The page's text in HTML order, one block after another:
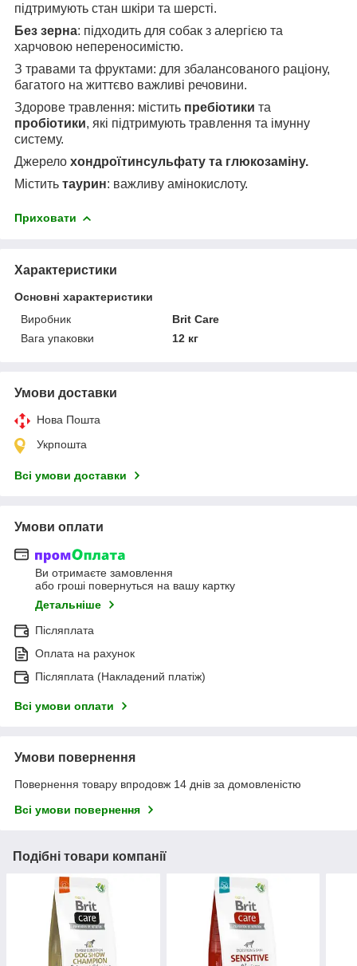
підтримують стан шкіри та шерсті.
Без зерна: підходить для собак з алергією та
харчовою непереносимістю.
З травами та фруктами: для збалансованого раціону,
багатого на життєво важливі речовини.
Здорове травлення: містить пребіотики та
пробіотики, які підтримують травлення та імунну
систему.
Джерело хондроїтинсульфату та глюкозаміну.
Містить таурин: важливу амінокислоту.
Приховати
Характеристики
Основні характеристики
Виробник
Brit Care
Вага упаковки
12 кг
Умови доставки
Нова Пошта
Укрпошта
Всі умови доставки
Умови оплати
Ви отримаєте замовлення
або гроші повернуться на вашу картку
Детальніше
Післяплата
Оплата на рахунок
Післяплата (Накладений платіж)
Всі умови оплати
Умови повернення
Повернення товару впродовж 14 днів за домовленістю
Всі умови повернення
Подібні товари компанії